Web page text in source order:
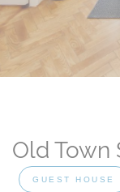
Old Town
GUEST HOUSE